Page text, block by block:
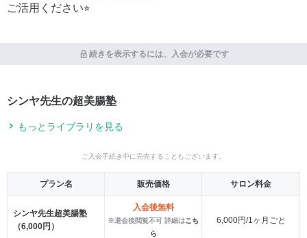
ご活用ください⭐︎
続きを表示するには、入会が必要です
シンヤ先生の超美腸塾
もっとライブラリを見る
ご入会手続き中に完売することもございます。
プラン名 販売価格 サロン料金
シンヤ先生超美腸塾
（6,000円）
入会後無料
※退会後閲覧不可 詳細はこち
ら
6,000円/1ヶ月ごと